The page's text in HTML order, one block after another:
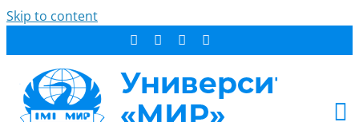
Skip to content